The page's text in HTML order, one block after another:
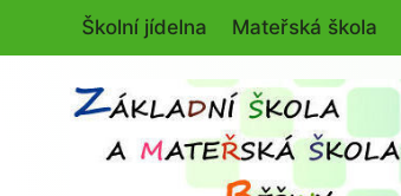
Přeskočit
Školní jídelna Mateřská škola